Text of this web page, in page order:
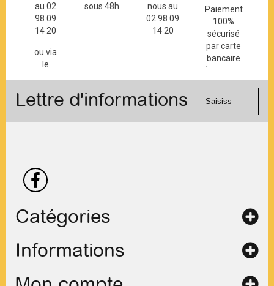
au 02
98 09
14 20
ou via
le
contact
sous 48h
nous au
02 98 09
14 20
Paiement
100%
sécurisé
par carte
bancaire
(Mastercard,
Visa, ...) et
Lettre d'informations
Catégories
Informations